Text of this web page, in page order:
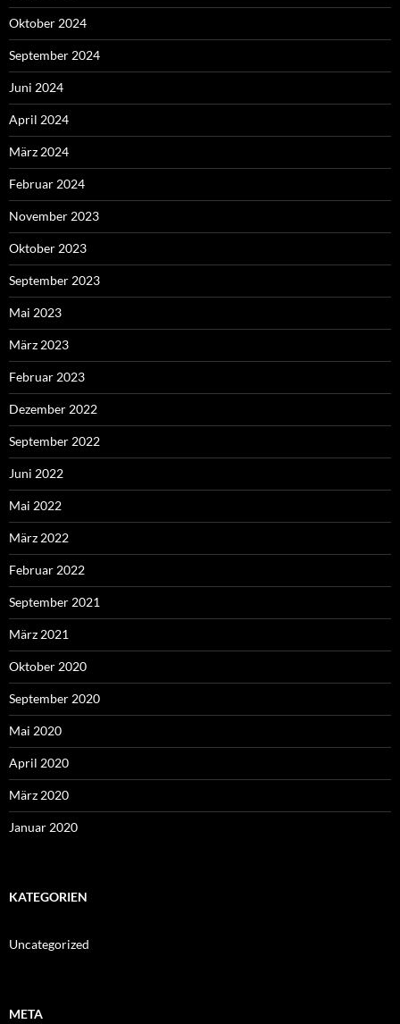
Oktober 2024
September 2024
Juni 2024
April 2024
März 2024
Februar 2024
November 2023
Oktober 2023
September 2023
Mai 2023
März 2023
Februar 2023
Dezember 2022
September 2022
Juni 2022
Mai 2022
März 2022
Februar 2022
September 2021
März 2021
Oktober 2020
September 2020
Mai 2020
April 2020
März 2020
Januar 2020
KATEGORIEN
Uncategorized
META